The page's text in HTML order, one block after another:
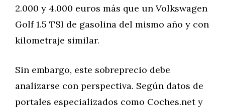
2.000 y 4.000 euros más que un Volkswagen
Golf 1.5 TSI de gasolina del mismo año y con
kilometraje similar.
Sin embargo, este sobreprecio debe
analizarse con perspectiva. Según datos de
portales especializados como Coches.net y